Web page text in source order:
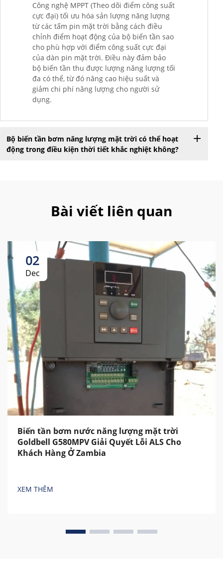
Công nghệ MPPT (Theo dõi điểm công suất
cực đại) tối ưu hóa sản lượng năng lượng
từ các tấm pin mặt trời bằng cách điều
chỉnh điểm hoạt động của bộ biến tần sao
cho phù hợp với điểm công suất cực đại
của dàn pin mặt trời. Điều này đảm bảo
bộ biến tần thu được lượng năng lượng tối
đa có thể, từ đó nâng cao hiệu suất và
giảm chi phí năng lượng cho người sử
dụng.
Bộ biến tần bơm năng lượng mặt trời có thể hoạt
động trong điều kiện thời tiết khắc nghiệt không?
Bài viết liên quan
02
Dec
Biến tần bơm nước năng lượng mặt trời
Goldbell G580MPV Giải Quyết Lỗi ALS Cho
Khách Hàng Ở Zambia
XEM THÊM